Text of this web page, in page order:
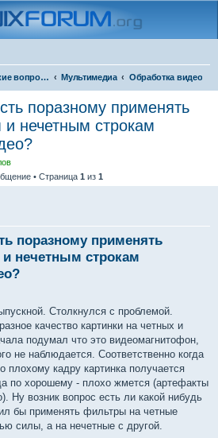
Практические вопросы Мультимедиа Обработка видео
поразному применять
нечетным строкам
• Страница 1 из 1
поразному применять
нечетным строкам
Столкнулся с проблемой.
качество картинки на четных и
подумал что это видеомагнитофон,
не наблюдается. Соответственно когда
кадру картинка получается
по хорошему - плохо жмется (артефакты
Ну возник вопрос есть ли какой нибудь
бы применять фильтры на четные
силы, а на нечетные с другой.